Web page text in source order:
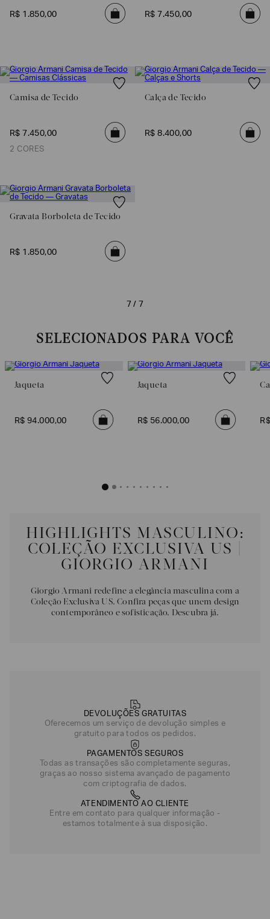
R$ 1 .850,00 R$ 7 .450,00
Camisa de Tecido
R$ 7 .450,00
2 CORES
Calça de Tecido
R$ 8.400,00
Gravata Borboleta de Tecido
R$ 1 .850,00
7 / 7
SELECIONADOS PARA VOCÊ
Jaqueta
R$ 94.000,00
Jaqueta
R$ 56.000,00
HIGHLIGHTS MASCULINO:
COLEÇÃO EXCLUSIVA US |
GIORGIO ARMANI
Giorgio Armani redefine a elegância masculina com a
Coleção Exclusiva US. Confira peças que unem design
contemporâneo e sofisticação. Descubra já.
DEVOLUÇÕES GRATUITAS
Oferecemos um serviço de devolução simples e
gratuito para todos os pedidos.
PAGAMENTOS SEGUROS
Todas as transações são completamente seguras,
graças ao nosso sistema avançado de pagamento
com criptografia de dados.
ATENDIMENTO AO CLIENTE
Entre em contato para qualquer informação -
estamos totalmente à sua disposição.
contar
NOME*
interessado
Giorgio
Emporio
Armani
Exchange
Values